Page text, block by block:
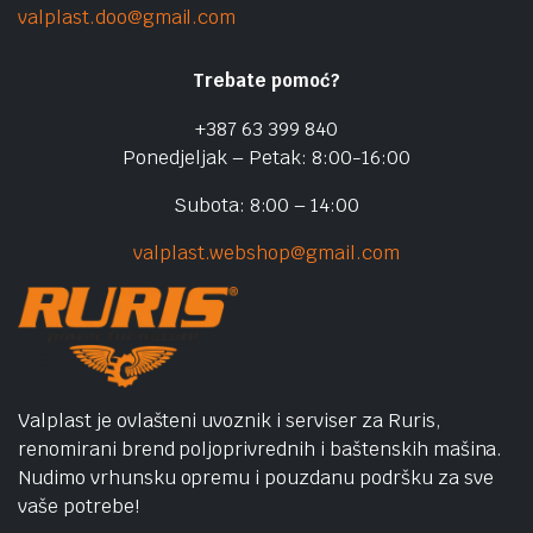
valplast.doo@gmail.com
Trebate pomoć?
+387 63 399 840
Ponedjeljak – Petak: 8:00-16:00
Subota: 8:00 – 14:00
valplast.webshop@gmail.com
Valplast je ovlašteni uvoznik i serviser za Ruris,
renomirani brend poljoprivrednih i baštenskih mašina.
Nudimo vrhunsku opremu i pouzdanu podršku za sve
vaše potrebe!